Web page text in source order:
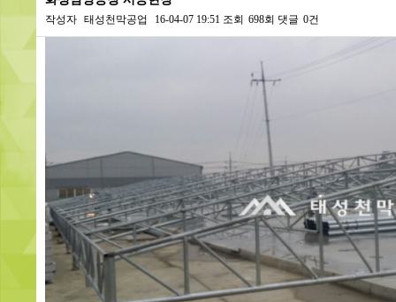
작성자 태성천막공업 16-04-07 19:51 조회 698회 댓글 0건